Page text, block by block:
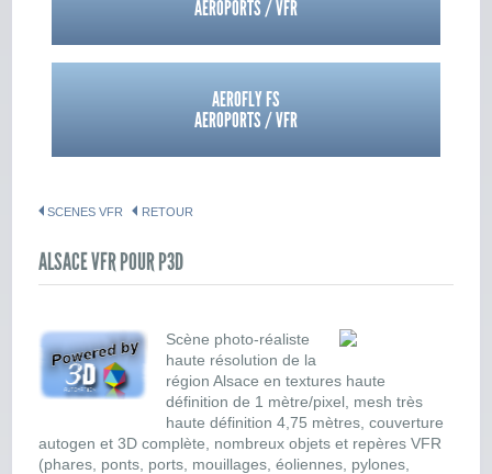
AEROPORTS / VFR
AEROFLY FS
AEROPORTS / VFR
SCENES VFR RETOUR
ALSACE VFR POUR P3D
Scène photo-réaliste
haute résolution de la
région Alsace en textures haute
définition de 1 mètre/pixel, mesh très
haute définition 4,75 mètres, couverture
autogen et 3D complète, nombreux objets et repères VFR
(phares, ponts, ports, mouillages, éoliennes, pylones,